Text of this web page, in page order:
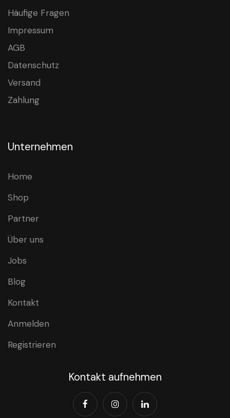
Häufige Fragen
Impressum
AGB
Datenschutz
Versand
Zahlung
Unternehmen
Home
Shop
Partner
Über uns
Jobs
Blog
Kontakt
Anmelden
Registrieren
Kontakt aufnehmen